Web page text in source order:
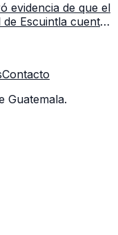
evidencia de que el
Escuintla cuenta
Contacto
Guatemala.